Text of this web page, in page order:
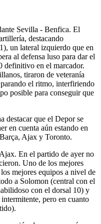
Sevilla - Benfica. El
destacando
un lateral izquierdo que en
al defensa luso para dar el
definitivo en el marcador.
tiraron de veteranía
el ritmo, interfiriendo
posible para conseguir que
destacar que el Depor se
en cuenta aún estando en
Ajax y Toronto.
En el partido de ayer no
Uno de los mejores
mejores equipos a nivel de
a Solomon (central con el
con el dorsal 10) y
pero en cuanto